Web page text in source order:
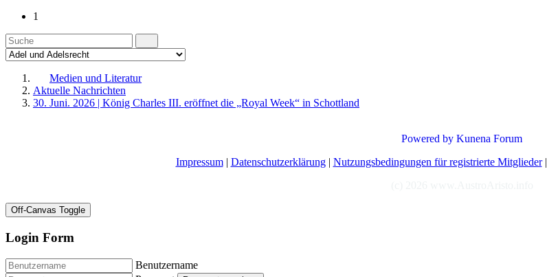
1
Medien und Literatur
Aktuelle Nachrichten
30. Juni. 2026 | König Charles III. eröffnet die „Royal Week“ in Schottland
Powered by Kunena Forum
Impressum| Datenschutzerklärung| Nutzungsbedingungen für registrierte Mitglieder|
Off-Canvas Toggle
Login Form
Benutzername